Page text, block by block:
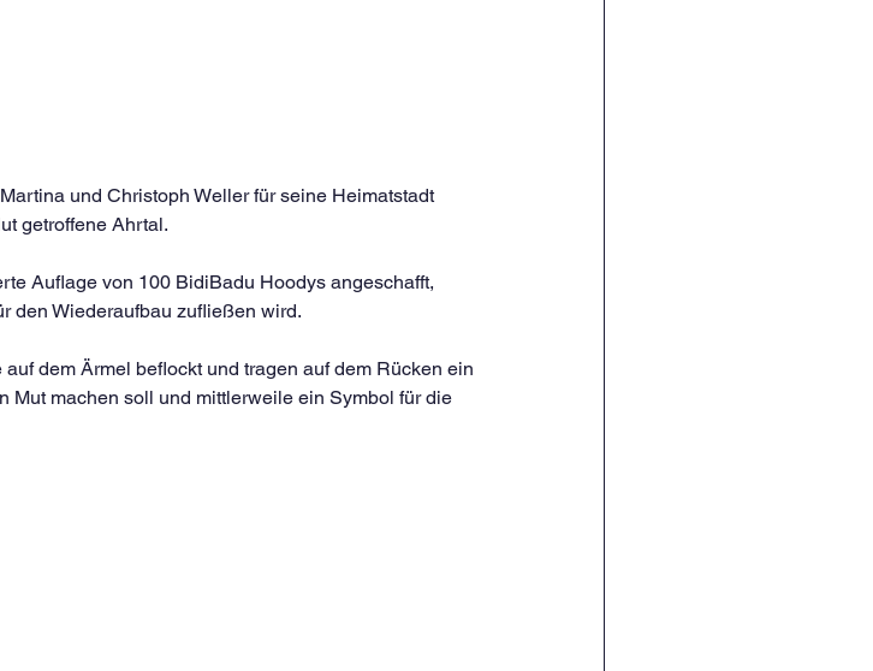
und Christoph Weller für seine Heimatstadt
getroffene Ahrtal.
Auflage von 100 BidiBadu Hoodys angeschafft,
den Wiederaufbau zufließen wird.
dem Ärmel beflockt und tragen auf dem Rücken ein
Mut machen soll und mittlerweile ein Symbol für die